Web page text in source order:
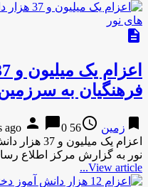
description
فرهنگیان به
bookmark زمین access_time
56 years ago
person chat_bubble0
اعزام یک
نور به گزارش مرکز اطلاع
View article...